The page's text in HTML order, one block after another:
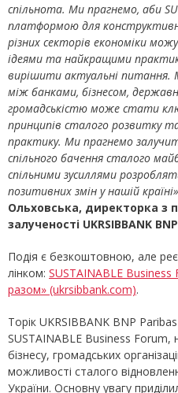
спільнота. Ми прагнемо, аби
платформою для
різних секторів економіки
ідеями та найкращими
вирішити актуальні питання.
між банками, бізнесом,
громадськістю може стати
принципів сталого розвитку та
практику. Ми прагнемо
спільного бачення сталого
спільними зусиллями
позитивних змін у нашій
Ольховська, директорка з
залученості UKRSIBBANK
Подія є безкоштовною, але
лінком: SUSTAINABLE
разом» (ukrsibbank.com).
Торік UKRSIBBANK BNP
SUSTAINABLE Business Forum,
бізнесу, громадських
можливості сталого
України. Основну увагу